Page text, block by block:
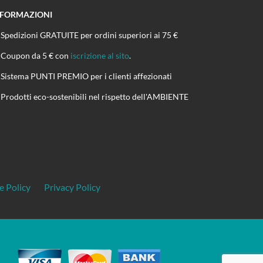
Spedizioni GRATUITE per ordini superiori ai 75 €
Coupon da 5 € con iscrizione al sito.
Sistema PUNTI PREMIO per i clienti affezionati
Prodotti eco-sostenibili nel rispetto dell'AMBIENTE
Policy Privacy Policy